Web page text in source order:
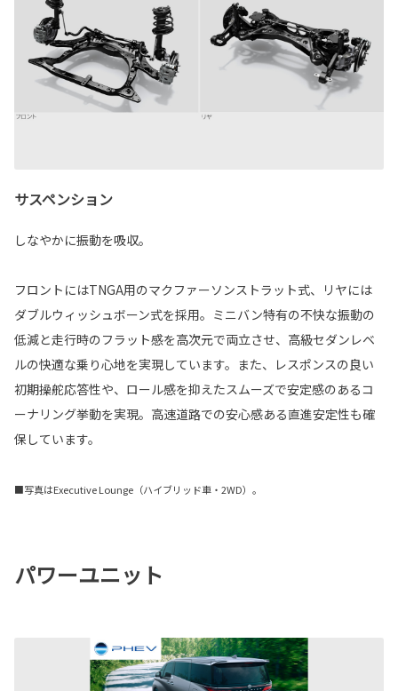
サスペンション
しなやかに振動を吸収。
フロントにはTNGA用のマクファーソンストラット式、リヤには
ダブルウィッシュボーン式を採用。ミニバン特有の不快な振動の
低減と走行時のフラット感を高次元で両立させ、高級セダンレベ
ルの快適な乗り心地を実現しています。また、レスポンスの良い
初期操舵応答性や、ロール感を抑えたスムーズで安定感のあるコ
ーナリング挙動を実現。高速道路での安心感ある直進安定性も確
保しています。
■写真はExecutive Lounge（ハイブリッド車・2WD）。
パワーユニット